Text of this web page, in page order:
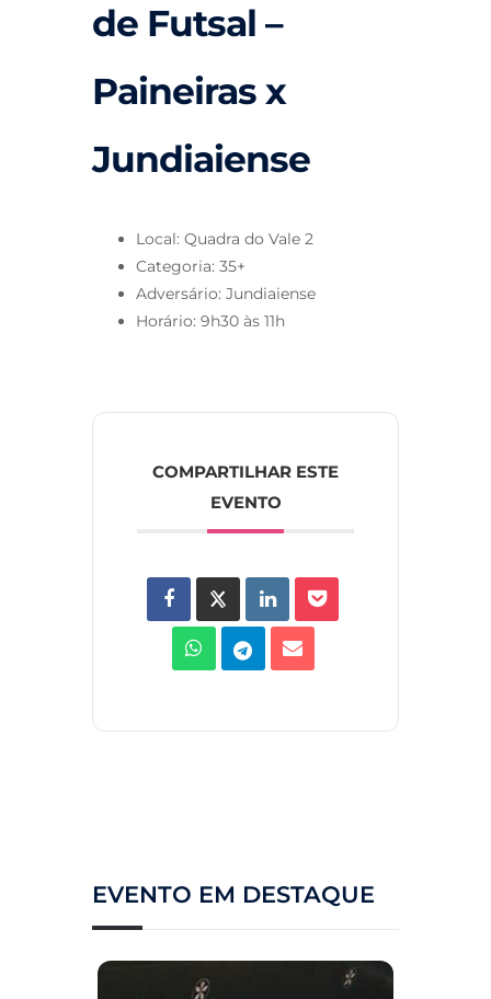
de Futsal –
Paineiras x
Jundiaiense
Local: Quadra do Vale 2
Categoria: 35+
Adversário: Jundiaiense
Horário: 9h30 às 11h
COMPARTILHAR ESTE
EVENTO
EVENTO EM DESTAQUE